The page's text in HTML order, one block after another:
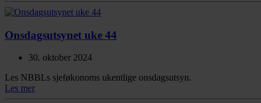
Onsdagsutsynet uke 44
30. oktober 2024
Les NBBLs sjeføkonoms ukentlige onsdagsutsyn.
Les mer